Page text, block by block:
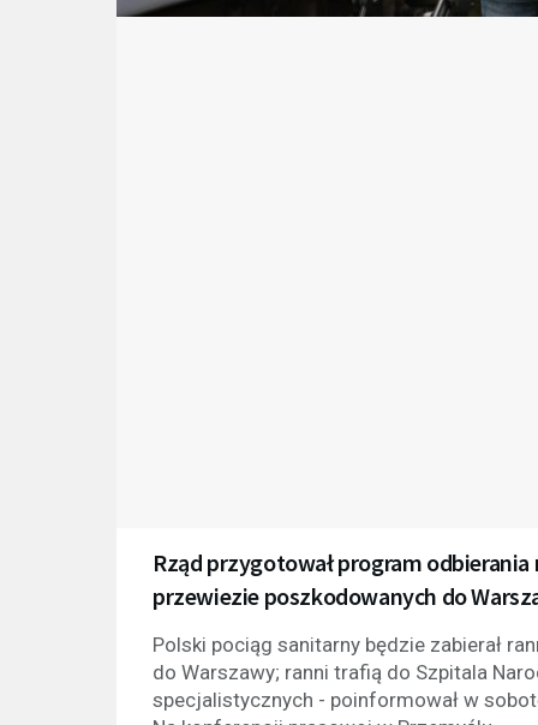
Rząd przygotował program
przewiezie poszkodowanych do
Polski pociąg sanitarny będzie zabierał
do Warszawy; ranni trafią do Szpitala
specjalistycznych - poinformował w